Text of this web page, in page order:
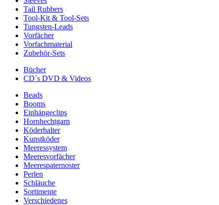
Tail Rubbers
Tool-Kit & Tool-Sets
Tungsten-Leads
Vorfächer
Vorfachmaterial
Zubehör-Sets
Bücher
CD´s DVD & Videos
Beads
Booms
Einhängeclips
Hornhechtgarn
Köderhalter
Kunstköder
Meeressystem
Meeresvorfächer
Meerespaternoster
Perlen
Schläuche
Sortimente
Verschiedenes